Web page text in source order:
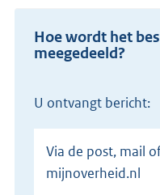
Hoe wordt het
meegedeeld?
U ontvangt bericht:
Via de post, mail
mijnoverheid.nl